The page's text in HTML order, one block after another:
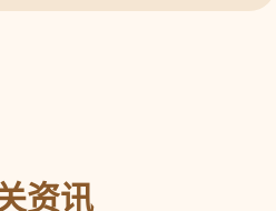
资讯